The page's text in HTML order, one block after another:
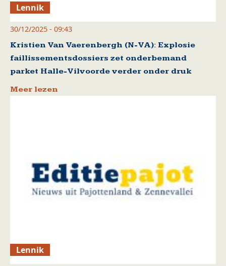
Lennik
30/12/2025 - 09:43
Kristien Van Vaerenbergh (N-VA): Explosie
faillissementsdossiers zet onderbemand
parket Halle-Vilvoorde verder onder druk
Meer lezen
Lennik